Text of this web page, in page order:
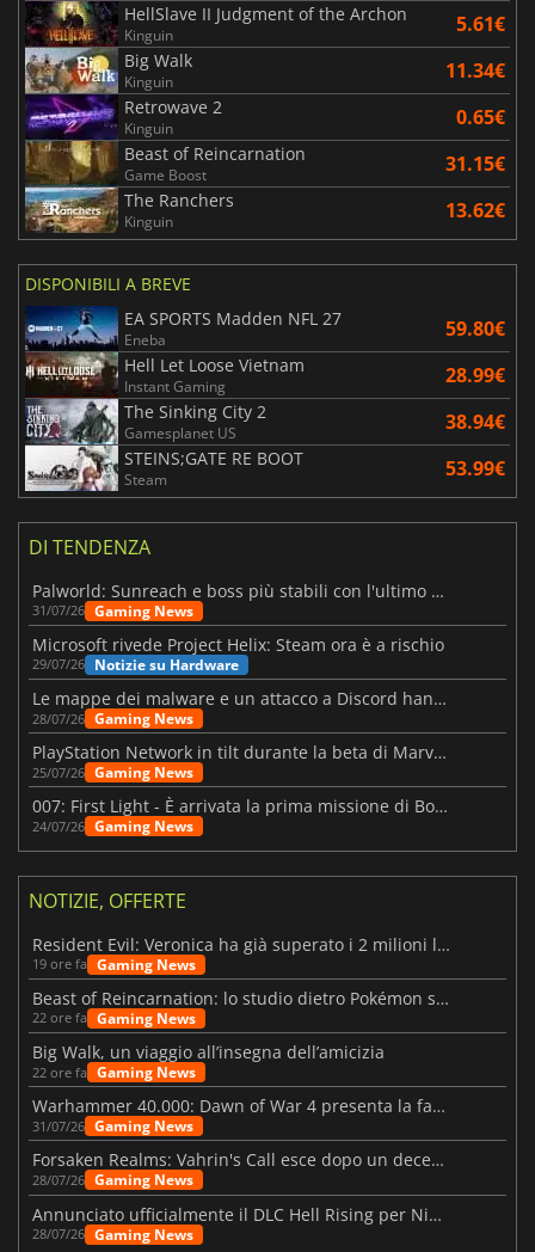
HellSlave II Judgment of the Archon
Kinguin 5.61€
Big Walk
Kinguin 11.34€
Retrowave 2
Kinguin 0.65€
Beast of Reincarnation
Game Boost 31.15€
The Ranchers
Kinguin 13.62€
DISPONIBILI A BREVE
EA SPORTS Madden NFL 27
Eneba 59.80€
Hell Let Loose Vietnam
Instant Gaming 28.99€
The Sinking City 2
Gamesplanet US 38.94€
STEINS;GATE RE BOOT
Steam 53.99€
DI TENDENZA
Palworld: Sunreach e boss più stabili con l'ultimo update
31/07/26 Gaming News
Microsoft rivede Project Helix: Steam ora è a rischio
29/07/26 Notizie su Hardware
Le mappe dei malware e un attacco a Discord hanno colpito Meccha Chameleon
28/07/26 Gaming News
PlayStation Network in tilt durante la beta di Marvel Tōkon
25/07/26 Gaming News
007: First Light - È arrivata la prima missione di Bond dopo il lancio
24/07/26 Gaming News
NOTIZIE, OFFERTE
Resident Evil: Veronica ha già superato i 2 milioni liste dei desideri
19 ore fa Gaming News
Beast of Reincarnation: lo studio dietro Pokémon su una nuova strada
22 ore fa Gaming News
Big Walk, un viaggio all’insegna dell’amicizia
22 ore fa Gaming News
Warhammer 40.000: Dawn of War 4 presenta la fazione dei Necron
31/07/26 Gaming News
Forsaken Realms: Vahrin's Call esce dopo un decennio di sviluppo
28/07/26 Gaming News
Annunciato ufficialmente il DLC Hell Rising per Nioh 3
28/07/26 Gaming News